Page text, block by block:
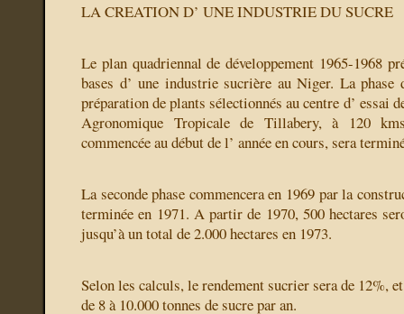
LA CREATION D’ UNE INDUSTRIE DU SUCRE
Le plan quadriennal de développement 1965-1968
bases d’ une industrie sucrière au Niger. La phase
préparation de plants sélectionnés au centre d’ essai
Agronomique Tropicale de Tillabery, à 120
commencée au début de l’ année en cours, sera
La seconde phase commencera en 1969 par la
terminée en 1971. A partir de 1970, 500 hectares
jusqu’à un total de 2.000 hectares en 1973.
Selon les calculs, le rendement sucrier sera de 12%,
de 8 à 10.000 tonnes de sucre par an.